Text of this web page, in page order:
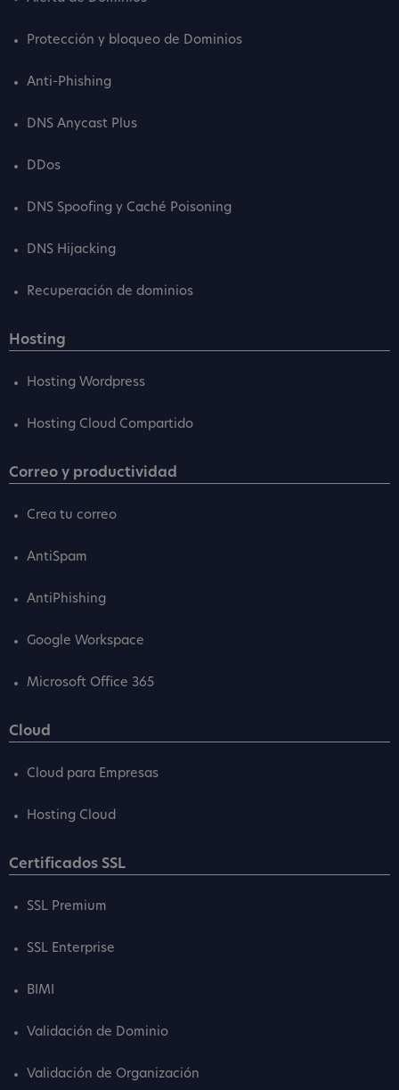
Protección y bloqueo de Dominios
Anti-Phishing
DNS Anycast Plus
DDos
DNS Spoofing y Caché Poisoning
DNS Hijacking
Recuperación de dominios
Hosting
Hosting Wordpress
Hosting Cloud Compartido
Correo y productividad
Crea tu correo
AntiSpam
AntiPhishing
Google Workspace
Microsoft Office 365
Cloud
Cloud para Empresas
Hosting Cloud
Certificados SSL
SSL Premium
SSL Enterprise
BIMI
Validación de Dominio
Validación de Organización